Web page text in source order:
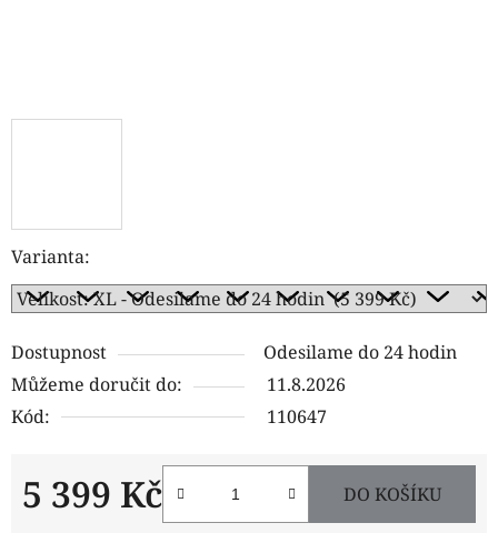
Varianta:
Dostupnost
Odesilame do 24 hodin
Můžeme doručit do:
11.8.2026
Kód:
110647
5 399 Kč DO KOŠÍKU